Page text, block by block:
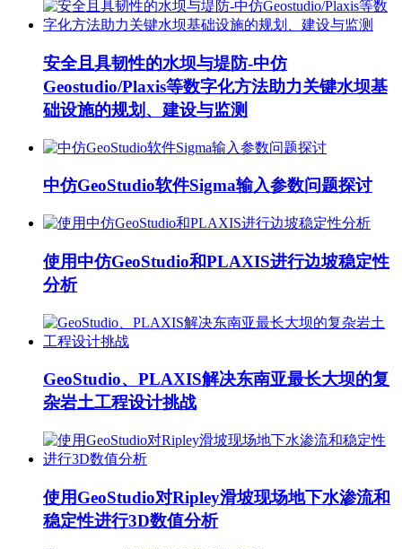
安全且具韧性的水坝与堤防-中仿
Geostudio/Plaxis等数字化方法助力关键水坝基
础设施的规划、建设与监测
中仿GeoStudio软件Sigma输入参数问题探讨
使用中仿GeoStudio和PLAXIS进行边坡稳定性
分析
GeoStudio、PLAXIS解决东南亚最长大坝的复
杂岩土工程设计挑战
使用GeoStudio对Ripley滑坡现场地下水渗流和
稳定性进行3D数值分析